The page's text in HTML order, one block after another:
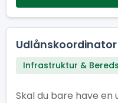
Udlånskoordinator
Infrastruktur &
Skal du bare have